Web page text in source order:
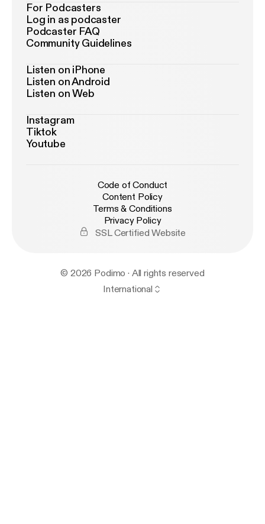
For Podcasters
Log in as podcaster
Podcaster FAQ
Community Guidelines
Listen on iPhone
Listen on Android
Listen on Web
Instagram
Tiktok
Youtube
Code of Conduct
Content Policy
Terms & Conditions
Privacy Policy
SSL Certified Website
© 2026 Podimo · All rights reserved
International